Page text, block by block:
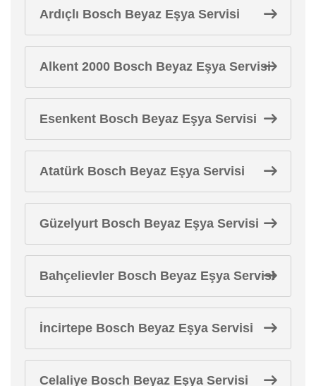
Ardıçlı Bosch Beyaz Eşya Servisi
Alkent 2000 Bosch Beyaz Eşya Servisi
Esenkent Bosch Beyaz Eşya Servisi
Atatürk Bosch Beyaz Eşya Servisi
Güzelyurt Bosch Beyaz Eşya Servisi
Bahçelievler Bosch Beyaz Eşya Servisi
İncirtepe Bosch Beyaz Eşya Servisi
Celaliye Bosch Beyaz Eşya Servisi